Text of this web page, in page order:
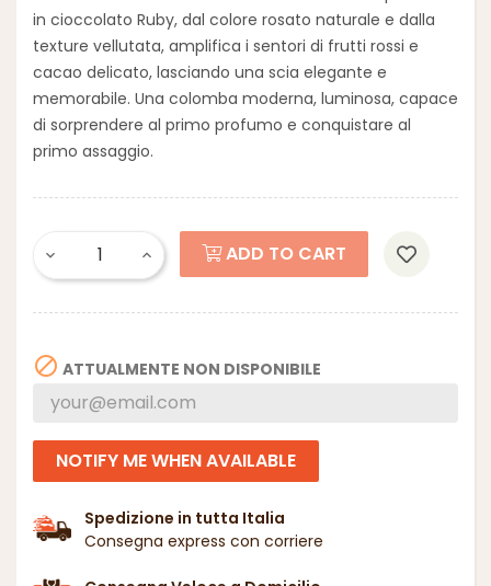
in cioccolato Ruby, dal colore rosato naturale e dalla
texture vellutata, amplifica i sentori di frutti rossi e
cacao delicato, lasciando una scia elegante e
memorabile. Una colomba moderna, luminosa, capace
di sorprendere al primo profumo e conquistare al
primo assaggio.
ADD TO CART
 ATTUALMENTE NON DISPONIBILE
NOTIFY ME WHEN AVAILABLE
Spedizione in tutta Italia
Consegna express con corriere